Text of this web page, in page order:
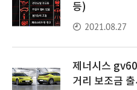
등)
2021.08.27
제너시스
거리 보조금